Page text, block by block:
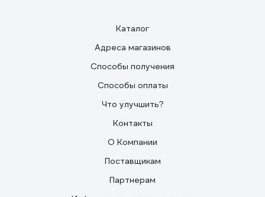
Каталог
Адреса магазинов
Способы получения
Способы оплаты
Что улучшить?
Контакты
О Компании
Поставщикам
Партнерам